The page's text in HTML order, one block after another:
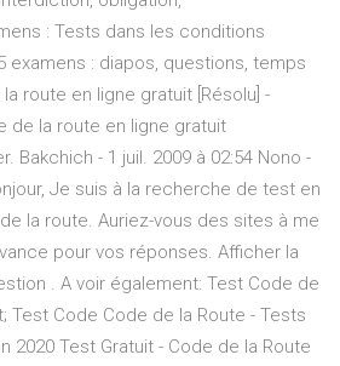
: Tests dans les conditions
examens : diapos, questions, temps
route en ligne gratuit [Résolu] -
de la route en ligne gratuit
Bakchich - 1 juil. 2009 à 02:54 Nono -
Je suis à la recherche de test en
la route. Auriez-vous des sites à me
pour vos réponses. Afficher la
. A voir également: Test Code de
Test Code Code de la Route - Tests
2020 Test Gratuit - Code de la Route